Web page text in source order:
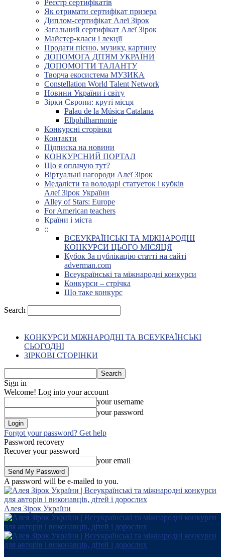
Реєстр сертифікатів
Як отримати сертифікат призера
Диплом-сертифікат Алеї Зірок
Загальний сертифікат Алеї Зірок
Майстер-класи і лекції
Продати пісню, музику, картину
ДОПОМОГА ДІТЯМ УКРАЇНИ
ДОПОМОГТИ ТАЛАНТУ
Творча екосистема МУЗИКА
Constellation World Talent Network
Новини України і світу
Зірки Європи: круті місця
Palau de la Música Catalana
Elbphilharmonie
Конкурсні сторінки
Контакти
Підписка на новини
КОНКУРСНИЙ ПОРТАЛ
Що я оплачую тут?
Віртуальні нагороди Алеї Зірок
Медалісти та володарі статуеток і кубків
Алеї Зірок України
Alley of Stars: Europe
For American teachers
Країни і міста
::
ВСЕУКРАЇНСЬКІ ТА МІЖНАРОДНІ
КОНКУРСИ ЦЬОГО МІСЯЦЯ
Кубок За публікацію статті на сайті
adverman.com
Всеукраїнські та міжнародні конкурси
Конкурси – стрічка
Що таке конкурс
Search
КОНКУРСИ МІЖНАРОДНІ ТА ВСЕУКРАЇНСЬКІ
СЬОГОДНІ
ЗІРКОВІ СТОРІНКИ
Sign in
Welcome! Log into your account
your username
your password
Forgot your password? Get help
Password recovery
Recover your password
your email
A password will be e-mailed to you.
Алея Зірок України